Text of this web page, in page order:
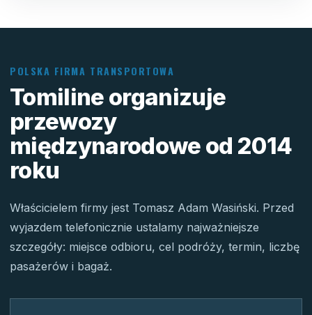
POLSKA FIRMA TRANSPORTOWA
Tomiline organizuje
przewozy
międzynarodowe od 2014
roku
Właścicielem firmy jest Tomasz Adam Wasiński. Przed
wyjazdem telefonicznie ustalamy najważniejsze
szczegóły: miejsce odbioru, cel podróży, termin, liczbę
pasażerów i bagaż.